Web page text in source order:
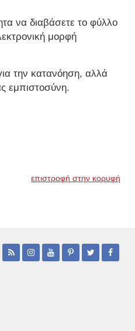
να διαβάσετε το φύλλο
μορφή
την κατανόηση, αλλά
εμπιστοσύνη.
επιστροφή στην κορυφή